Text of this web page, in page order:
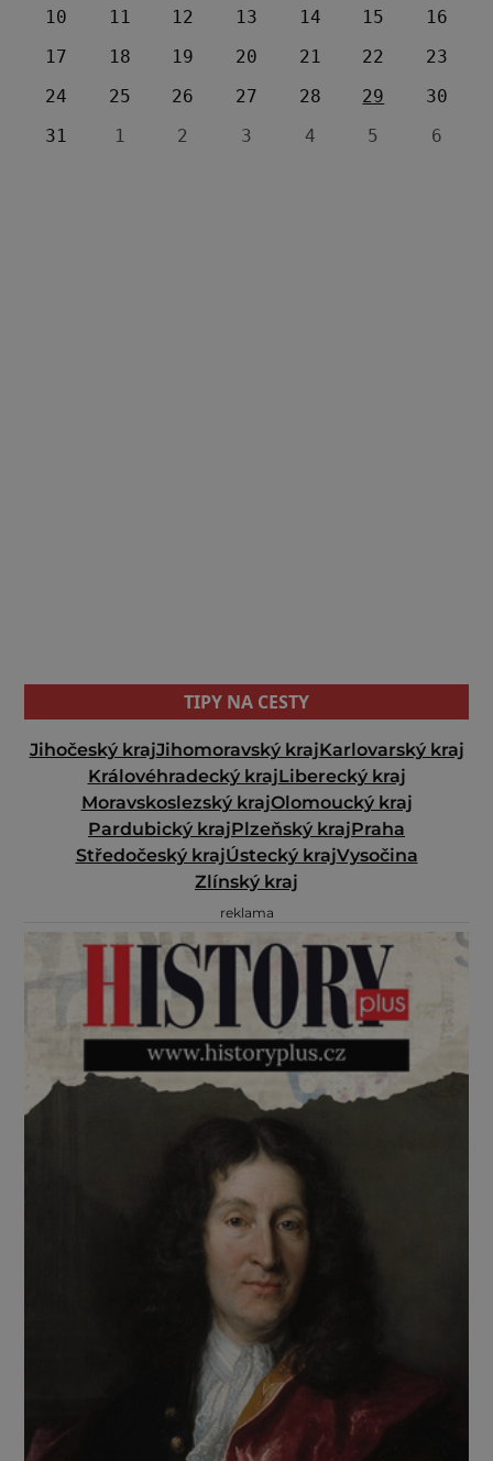
10
11 12 13 14 15
16
17
18 19 20 21 22
23
24
25 26 27 28 29
30
31
1 2 3 4 5 6
TIPY NA CESTY
Jihočeský krajJihomoravský krajKarlovarský kraj
Královéhradecký krajLiberecký kraj
Moravskoslezský krajOlomoucký kraj
Pardubický krajPlzeňský krajPraha
Středočeský krajÚstecký krajVysočina
Zlínský kraj
reklama